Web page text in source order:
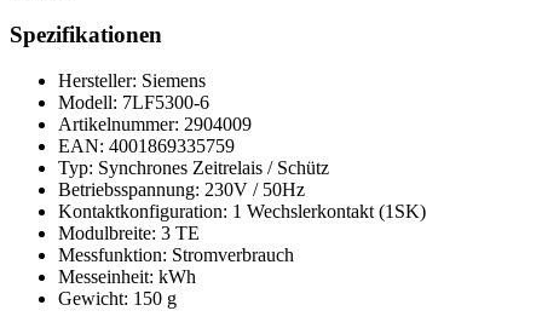
Spezifikationen
Hersteller: Siemens
Modell: 7LF5300-6
Artikelnummer: 2904009
EAN: 4001869335759
Typ: Synchrones Zeitrelais / Schütz
Betriebsspannung: 230V / 50Hz
Kontaktkonfiguration: 1 Wechslerkontakt (1SK)
Modulbreite: 3 TE
Messfunktion: Stromverbrauch
Messeinheit: kWh
Gewicht: 150 g